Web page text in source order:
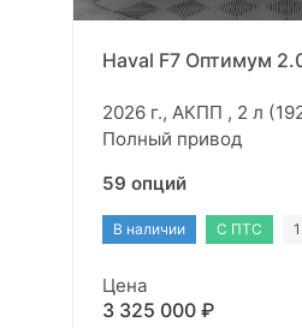
Haval F7 Оптимум
2026 г., АКПП , 2 л
Полный привод
59 опций
В наличии С ПТС
Цена
3 325 000 ₽